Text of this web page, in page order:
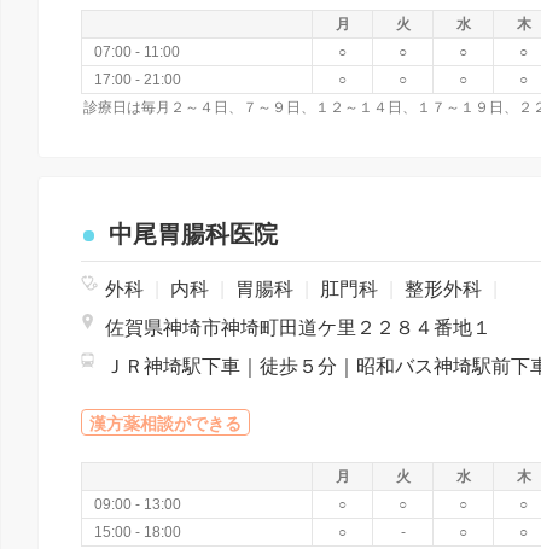
月 火 水
木
07:00 - 11:00
○ ○ ○
○
17:00 - 21:00
○ ○ ○ ○
中尾胃腸科医院
外科 内科 胃腸科 肛門科 整形外科
佐賀県神埼市神埼町田道ケ里２２８４番地１
漢方薬相談ができる
月 火 水
木
09:00 - 13:00
○ ○ ○
○
15:00 - 18:00
○ - ○ ○